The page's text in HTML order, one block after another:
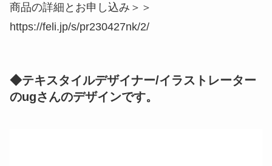
商品の詳細とお申し込み＞＞
https://feli.jp/s/pr230427nk/2/
◆テキスタイルデザイナー/イラストレーター
のugさんのデザインです。